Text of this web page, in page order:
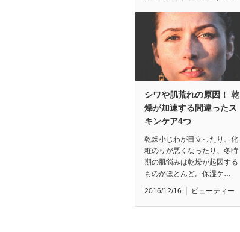
シワや肌荒れの原因！ 乾
燥が加速する間違ったス
キンケア4つ
乾燥小じわが目立ったり、化
粧のりが悪くなったり、冬時
期の肌悩みは乾燥が起因する
ものがほとんど。保湿ケ…
2016/12/16 ビューティー